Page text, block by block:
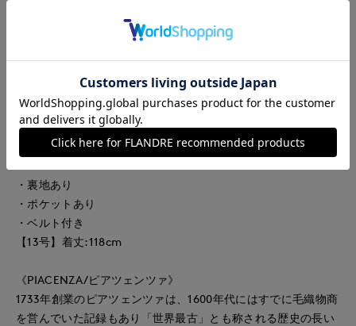
ト。どのような身長の方にも完璧なプロポーションでお召しい
クセント。ゆとりのあるスリーブやトレンドに左右されない襟
はどんなシーンにも対応します。ベルトで前を閉じたシックな
装いから、前を開けて中のコーディネートを見せた着こなしま
で、幅広いスタイリングが楽しめます。
・裏地あり
・ポケットあり
・ベルト付き
【13号】着丈:118cm
《PIACENZA/ピアツェンツァ》
1733年創業のピアツェンツァは、1600年代にはすでに毛織物商
を営んでいた記録もあり「世界最古」とも称される歴史の長い